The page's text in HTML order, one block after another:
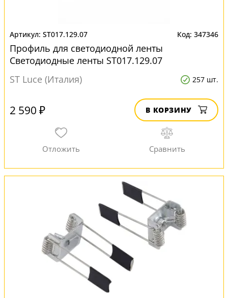
ST017.129.07 347346
Профиль для светодиодной ленты
Светодиодные ленты ST017.129.07
ST Luce (Италия)
257 шт.
2 590 ₽ В КОРЗИНУ